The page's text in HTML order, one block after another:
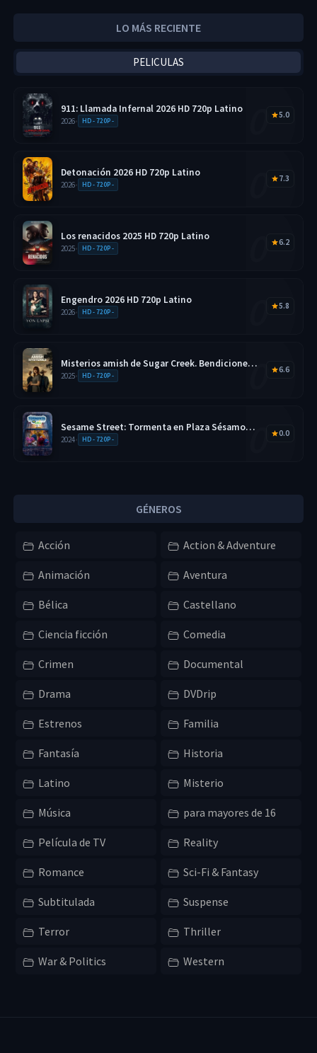
LO MÁS RECIENTE
PELICULAS
911: Llamada Infernal 2026 HD 720p Latino
2026• HD - 720P -
5.0
Detonación 2026 HD 720p Latino
2026• HD - 720P -
7.3
Los renacidos 2025 HD 720p Latino
2025• HD - 720P -
6.2
Engendro 2026 HD 720p Latino
2026• HD - 720P -
5.8
Misterios amish de Sugar Creek. Bendiciones
disfrazadas 2025 HD 720p Latino
2025• HD - 720P -
6.6
Sesame Street: Tormenta en Plaza Sésamo
2026 HD 720p Latino
2024• HD - 720P -
0.0
GÉNEROS
Acción Action & Adventure
Animación Aventura
Bélica Castellano
Ciencia ficción Comedia
Crimen Documental
Drama DVDrip
Estrenos Familia
Fantasía Historia
Latino Misterio
Música para mayores de 16
Película de TV Reality
Romance Sci-Fi & Fantasy
Subtitulada Suspense
Terror Thriller
War & Politics Western